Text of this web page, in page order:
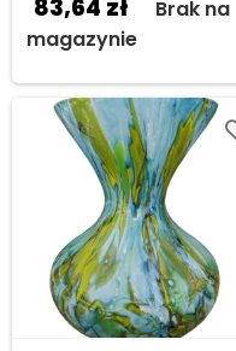
83,64 zł
Brak na
magazynie